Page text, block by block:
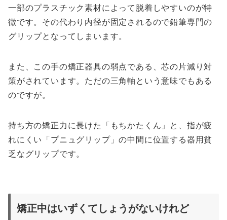
一部のプラスチック素材によって脱着しやすいのが特
徴です。その代わり内径が固定されるので鉛筆専門の
グリップとなってしまいます。
また、この手の矯正器具の弱点である、芯の片減り対
策がされています。ただの三角軸という意味でもある
のですが。
持ち方の矯正力に長けた「もちかたくん」と、指が疲
れにくい「プニュグリップ」の中間に位置する器用貧
乏なグリップです。
矯正中はいずくてしょうがないけれど